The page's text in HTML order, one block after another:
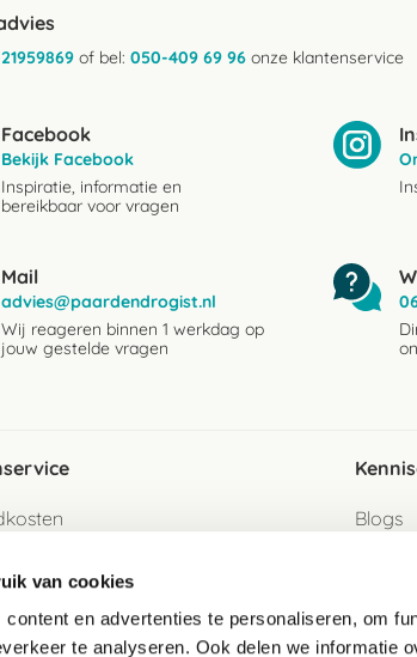
van cookies
en advertenties te personaliseren, om
te analyseren. Ook delen we informatie
of bel: 050-409 69 96 onze klantenservice
Facebook
Bekijk Facebook
Inspiratie, informatie en
bereikbaar voor vragen
Mail
advies@paardendrogist.nl
Wij reageren binnen 1 werkdag op
jouw gestelde vragen
Blogs